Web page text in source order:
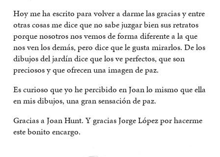
Hoy me ha escrito para volver a darme las gracias y entre
otras cosas me dice que no sabe juzgar bien sus retratos
porque nosotros nos vemos de forma diferente a la que
nos ven los demás, pero dice que le gusta mirarlos. De los
dibujos del jardín dice que los ve perfectos, que son
preciosos y que ofrecen una imagen de paz.
Es curioso que yo he percibido en Joan lo mismo que ella
en mis dibujos, una gran sensación de paz.
Gracias a Joan Hunt. Y gracias Jorge López por hacerme
este bonito encargo.